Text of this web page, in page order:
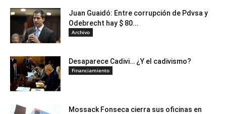
Juan Guaidó: Entre corrupción de Pdvsa y
Odebrecht hay $ 80...
Archivo
Desaparece Cadivi… ¿Y el cadivismo?
Financiamiento
Mossack Fonseca cierra sus oficinas en